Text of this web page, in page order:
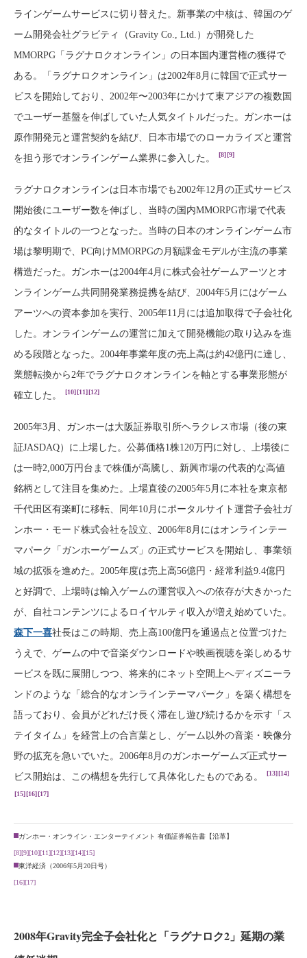
ラインゲームサービスに切り替えた。新事業の中核は、韓国のゲ
ーム開発会社グラビティ（Gravity Co., Ltd.）が開発した
MMORPG「ラグナロクオンライン」の日本国内運営権の獲得で
ある。「ラグナロクオンライン」は2002年8月に韓国で正式サー
ビスを開始しており、2002年〜2003年にかけて東アジアの複数国
でユーザー基盤を伸ばしていた人気タイトルだった。ガンホーは
原作開発元と運営契約を結び、日本市場でのローカライズと運営
を担う形でオンラインゲーム業界に参入した。
[8] [9]
ラグナロクオンラインは日本市場でも2002年12月の正式サービス
開始後にユーザー数を伸ばし、当時の国内MMORPG市場で代表
的なタイトルの一つとなった。当時の日本のオンラインゲーム市
場は黎明期で、PC向けMMORPGの月額課金モデルが主流の事業
構造だった。ガンホーは2004年4月に株式会社ゲームアーツとオ
ンラインゲーム共同開発業務提携を結び、2004年5月にはゲーム
アーツへの資本参加を実行、2005年11月には追加取得で子会社化
した。オンラインゲームの運営に加えて開発機能の取り込みを進
める段階となった。2004年事業年度の売上高は約42億円に達し、
業態転換から2年でラグナロクオンラインを軸とする事業形態が
確立した。
[10] [11] [12]
2005年3月、ガンホーは大阪証券取引所ヘラクレス市場（後の東
証JASDAQ）に上場した。公募価格1株120万円に対し、上場後に
は一時2,000万円台まで株価が高騰し、新興市場の代表的な高値
銘柄として注目を集めた。上場直後の2005年5月に本社を東京都
千代田区有楽町に移転、同年10月にポータルサイト運営子会社ガ
ンホー・モード株式会社を設立、2006年8月にはオンラインテー
マパーク「ガンホーゲームズ」の正式サービスを開始し、事業領
域の拡張を進めた。2005年度は売上高56億円・経常利益9.4億円
と好調で、上場時は輸入ゲームの運営収入への依存が大きかった
が、自社コンテンツによるロイヤルティ収入が増え始めていた。
森下一喜社長はこの時期、売上高100億円を通過点と位置づけた
うえで、ゲームの中で音楽ダウンロードや映画視聴を楽しめるサ
ービスを既に展開しつつ、将来的にネット空間上へディズニーラ
ンドのような「総合的なオンラインテーマパーク」を築く構想を
語っており、会員がどれだけ長く滞在し遊び続けるかを示す「ス
テイタイム」を経営上の合言葉とし、ゲーム以外の音楽・映像分
野の拡充を急いでいた。2006年8月のガンホーゲームズ正式サー
ビス開始は、この構想を先行して具体化したものである。
[13] [14]
[15] [16] [17]
ガンホー・オンライン・エンターテイメント 有価証券報告書【沿革】
[8][9][10][11][12][13][14][15]
東洋経済（2006年5月20日号）
[16][17]
2008年Gravity完全子会社化と「ラグナロク2」延期の業